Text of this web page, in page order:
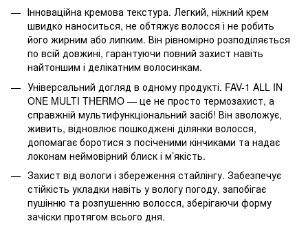
Інноваційна кремова текстура. Легкий, ніжний крем
швидко наноситься, не обтяжує волосся і не робить
його жирним або липким. Він рівномірно розподіляється
по всій довжині, гарантуючи повний захист навіть
найтоншим і делікатним волосинкам.
Універсальний догляд в одному продукті. FAV-1 ALL IN
ONE MULTI THERMO — це не просто термозахист, а
справжній мультифункціональний засіб! Він зволожує,
живить, відновлює пошкоджені ділянки волосся,
допомагає боротися з посіченими кінчиками та надає
локонам неймовірний блиск і м’якість.
Захист від вологи і збереження стайлінгу. Забезпечує
стійкість укладки навіть у вологу погоду, запобігає
пушінню та розпушенню волосся, зберігаючи форму
зачіски протягом всього дня.